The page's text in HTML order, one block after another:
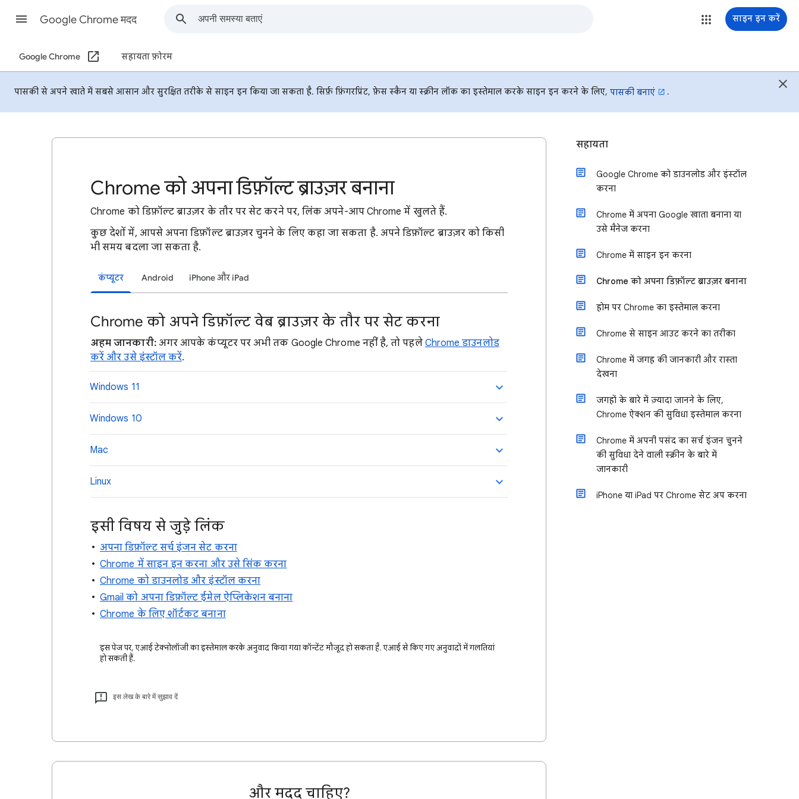
Google Chrome मदद साइन इन करें
Google Chrome सहायता फ़ोरम
पासकी से अपने खाते में सबसे आसान और सुरक्षित तरीके से साइन इन किया जा सकता है. सिर्फ़ फ़िंगरप्रिंट, फ़ेस स्कैन या स्क्रीन लॉक का इस्तेमाल करके साइन इन करने के लिए, पासकी बनाएं .
Chrome को अपना डिफ़ॉल्ट ब्राउज़र बनाना
Chrome को डिफ़ॉल्ट ब्राउज़र के तौर पर सेट करने पर, लिंक अपने-आप Chrome में खुलते हैं.
कुछ देशों में, आपसे अपना डिफ़ॉल्ट ब्राउज़र चुनने के लिए कहा जा सकता है. अपने डिफ़ॉल्ट ब्राउज़र को किसी
भी समय बदला जा सकता है.
कंप्यूटर Android iPhone और iPad
Chrome को अपने डिफ़ॉल्ट वेब ब्राउज़र के तौर पर सेट करना
अहम जानकारी:अगर आपके कंप्यूटर पर अभी तक Google Chrome नहीं है, तो पहले Chrome डाउनलोड
करें और उसे इंस्टॉल करें.
Windows 11
Windows 10
Mac
Linux
इसी विषय से जुड़े लिंक
अपना डिफ़ॉल्ट सर्च इंजन सेट करना
Chrome में साइन इन करना और उसे सिंक करना
Chrome को डाउनलोड और इंस्टॉल करना
Gmail को अपना डिफ़ॉल्ट ईमेल ऐप्लिकेशन बनाना
Chrome के लिए शॉर्टकट बनाना
इस पेज पर, एआई टेक्नोलॉजी का इस्तेमाल करके अनुवाद किया गया कॉन्टेंट मौजूद हो सकता है. एआई से किए गए अनुवादों में गलतियां
हो सकती हैं.
इस लेख के बारे में सुझाव दें
और मदद चाहिए?
सहायता
Google Chrome को डाउनलोड और इंस्टॉल
करना
Chrome में अपना Google खाता बनाना या
उसे मैनेज करना
Chrome में साइन इन करना
Chrome को अपना डिफ़ॉल्ट ब्राउज़र बनाना
होम पर Chrome का इस्तेमाल करना
Chrome से साइन आउट करने का तरीका
Chrome में जगह की जानकारी और रास्ता
देखना
जगहों के बारे में ज़्यादा जानने के लिए,
Chrome ऐक्शन की सुविधा इस्तेमाल करना
Chrome में अपनी पसंद का सर्च इंजन चुनने
की सुविधा देने वाली स्क्रीन के बारे में
जानकारी
iPhone या iPad पर Chrome सेट अप करना